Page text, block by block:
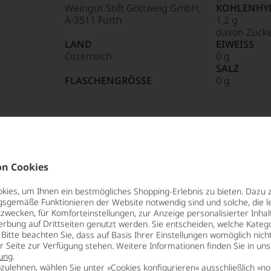
Cookies
um Ihnen ein bestmögliches Shopping-Erlebnis zu bieten. Dazu
Funktionieren der Website notwendig sind und solche, die
für Komforteinstellungen, zur Anzeige personalisierter
auf Drittseiten genutzt werden. Sie entscheiden, welche
beachten Sie, dass auf Basis Ihrer Einstellungen womöglich
Seite zur Verfügung stehen. Weitere Informationen finden Sie in
.
wählen Sie unter »Cookies konfigurieren« ausschließlich
Weingut Stift Göttweig GmbH,
A-3511 Furth
LAND
Österreich
FLASCHENGRÖSSE
1,2 g
davon
EIWEISS
0 g
SALZ
0 g
und bedeutendsten Benediktiner-
man das Stift, wie es in
wurde es von Bischof Altmann
lebten hier auf dem Berg die